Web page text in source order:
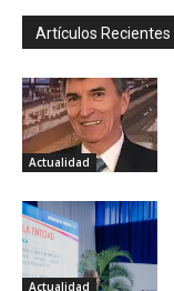
Artículos Recientes
Actualidad
Actualidad